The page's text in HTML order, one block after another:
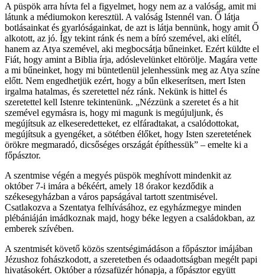
A püspök arra hívta fel a figyelmet, hogy nem az a valóság, amit mi
látunk a médiumokon keresztül. A valóság Istennél van. Ő látja
botlásainkat és gyarlóságainkat, de azt is látja bennünk, hogy amit Ő
alkotott, az jó. Így tekint ránk és nem a bíró szemével, aki elítél,
hanem az Atya szemével, aki megbocsátja bűneinket. Ezért küldte el
Fiát, hogy amint a Biblia írja, adóslevelünket eltörölje. Magára vette
a mi bűneinket, hogy mi büntetlenül jelenhessünk meg az Atya színe
előtt. Nem engedhetjük ezért, hogy a bűn elkeserítsen, mert Isten
irgalma hatalmas, és szeretettel néz ránk. Nekünk is hittel és
szeretettel kell Istenre tekintenünk. „Nézzünk a szeretet és a hit
szemével egymásra is, hogy mi magunk is megújuljunk, és
megújítsuk az elkeseredetteket, ez elfáradtakat, a csalódottokat,
megújítsuk a gyengéket, a sötétben élőket, hogy Isten szeretetének
örökre megmaradó, dicsőséges országát építhessük” – emelte ki a
főpásztor.
A szentmise végén a megyés püspök meghívott mindenkit az
október 7-i imára a békéért, amely 18 órakor kezdődik a
székesegyházban a város papságával tartott szentmisével.
Csatlakozva a Szentatya felhívásához, ez egyházmegye minden
plébániáján imádkoznak majd, hogy béke legyen a családokban, az
emberek szívében.
A szentmisét követő közös szentségimádáson a főpásztor imájában
Jézushoz fohászkodott, a szeretetben és odaadottságban megélt papi
hivatásokért. Október a rózsafüzér hónapja, a főpásztor együtt